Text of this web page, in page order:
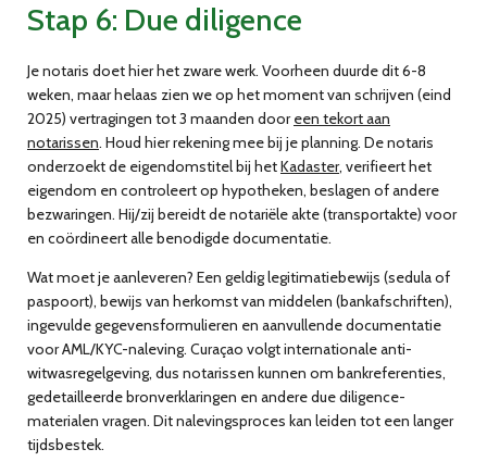
Stap 6: Due diligence
Je notaris doet hier het zware werk. Voorheen duurde dit 6-8
weken, maar helaas zien we op het moment van schrijven (eind
2025) vertragingen tot 3 maanden dooreen tekort aan
notarissen. Houd hier rekening mee bij je planning. De notaris
onderzoekt de eigendomstitel bij hetKadaster, verifieert het
eigendom en controleert op hypotheken, beslagen of andere
bezwaringen. Hij/zij bereidt de notariële akte (transportakte) voor
en coördineert alle benodigde documentatie.
Wat moet je aanleveren? Een geldig legitimatiebewijs (sedula of
paspoort), bewijs van herkomst van middelen (bankafschriften),
ingevulde gegevensformulieren en aanvullende documentatie
voor AML/KYC-naleving. Curaçao volgt internationale anti-
witwasregelgeving, dus notarissen kunnen om bankreferenties,
gedetailleerde bronverklaringen en andere due diligence-
materialen vragen. Dit nalevingsproces kan leiden tot een langer
tijdsbestek.